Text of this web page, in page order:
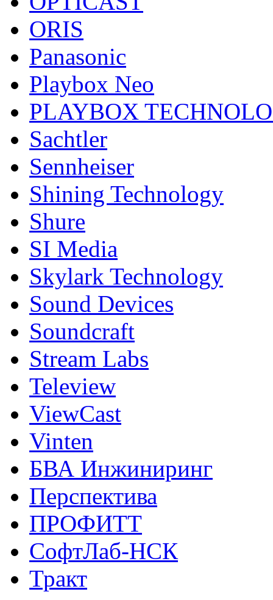
ORIS
Panasonic
Playbox Neo
PLAYBOX
Sachtler
Sennheiser
Shining Technology
Shure
SI Media
Skylark Technology
Sound Devices
Soundcraft
Stream Labs
Teleview
ViewCast
Vinten
БВА Инжиниринг
Перспектива
ПРОФИТТ
СофтЛаб-НСК
Тракт